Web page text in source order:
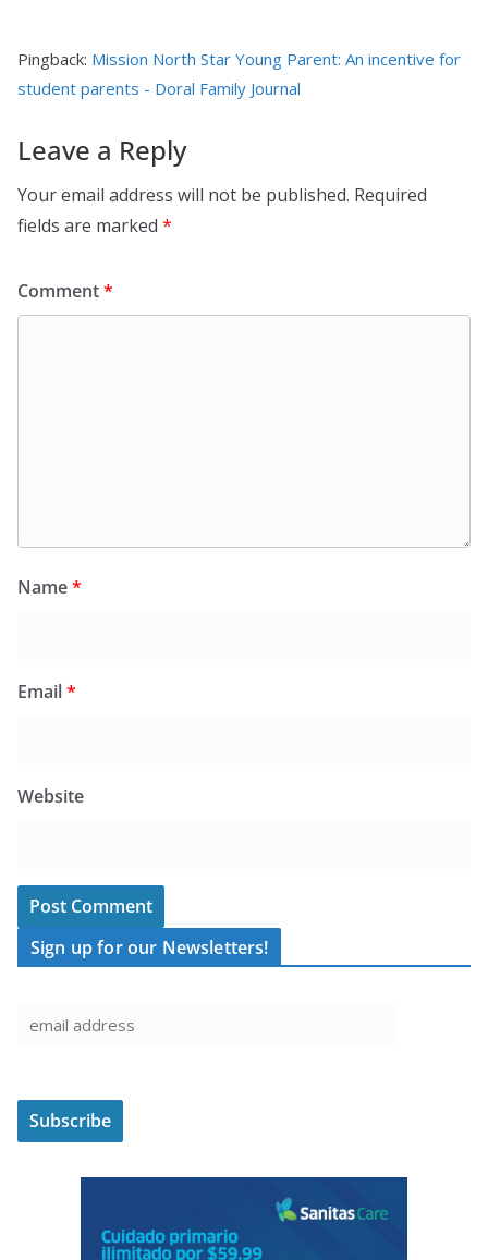
Pingback: Mission North Star Young Parent: An incentive for
student parents - Doral Family Journal
Leave a Reply
Your email address will not be published. Required
fields are marked *
Comment*
Name*
Email*
Website
Sign up for our Newsletters!